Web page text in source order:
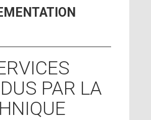
PAR LA